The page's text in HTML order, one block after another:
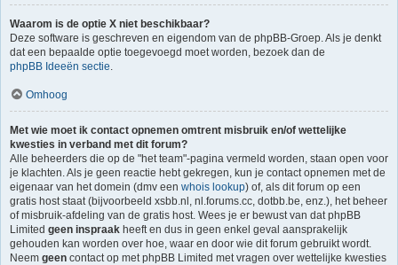
Waarom is de optie X niet beschikbaar?
Deze software is geschreven en eigendom van de phpBB-Groep. Als je denkt
dat een bepaalde optie toegevoegd moet worden, bezoek dan de
phpBB Ideeën sectie.
Omhoog
Met wie moet ik contact opnemen omtrent misbruik en/of wettelijke
kwesties in verband met dit forum?
Alle beheerders die op de "het team"-pagina vermeld worden, staan open voor
je klachten. Als je geen reactie hebt gekregen, kun je contact opnemen met de
eigenaar van het domein (dmv een whois lookup) of, als dit forum op een
gratis host staat (bijvoorbeeld xsbb.nl, nl.forums.cc, dotbb.be, enz.), het beheer
of misbruik-afdeling van de gratis host. Wees je er bewust van dat phpBB
Limited geen inspraak heeft en dus in geen enkel geval aansprakelijk
gehouden kan worden over hoe, waar en door wie dit forum gebruikt wordt.
Neem geen contact op met phpBB Limited met vragen over wettelijke kwesties